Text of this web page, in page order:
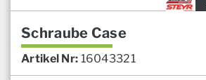
Schraube Case
Artikel Nr: 16043321